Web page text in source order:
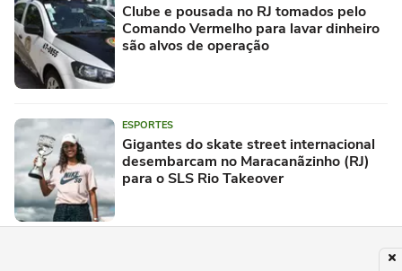
Clube e pousada no RJ tomados pelo
Comando Vermelho para lavar dinheiro
são alvos de operação
ESPORTES
Gigantes do skate street internacional
desembarcam no Maracanãzinho (RJ)
para o SLS Rio Takeover